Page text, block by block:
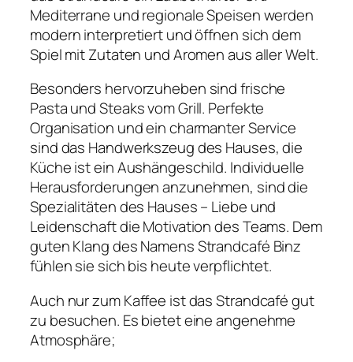
Mediterrane und regionale Speisen werden
modern interpretiert und öffnen sich dem
Spiel mit Zutaten und Aromen aus aller Welt.
Besonders hervorzuheben sind frische
Pasta und Steaks vom Grill. Perfekte
Organisation und ein charmanter Service
sind das Handwerkszeug des Hauses, die
Küche ist ein Aushängeschild. Individuelle
Herausforderungen anzunehmen, sind die
Spezialitäten des Hauses – Liebe und
Leidenschaft die Motivation des Teams. Dem
guten Klang des Namens Strandcafé Binz
fühlen sie sich bis heute verpflichtet.
Auch nur zum Kaffee ist das Strandcafé gut
zu besuchen. Es bietet eine angenehme
Atmosphäre;